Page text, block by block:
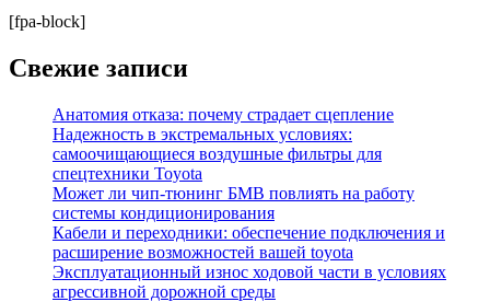
[fpa-block]
Свежие записи
Анатомия отказа: почему страдает сцепление
Надежность в экстремальных условиях:
самоочищающиеся воздушные фильтры для
спецтехники Toyota
Может ли чип-тюнинг БМВ повлиять на работу
системы кондиционирования
Кабели и переходники: обеспечение подключения и
расширение возможностей вашей toyota
Эксплуатационный износ ходовой части в условиях
агрессивной дорожной среды